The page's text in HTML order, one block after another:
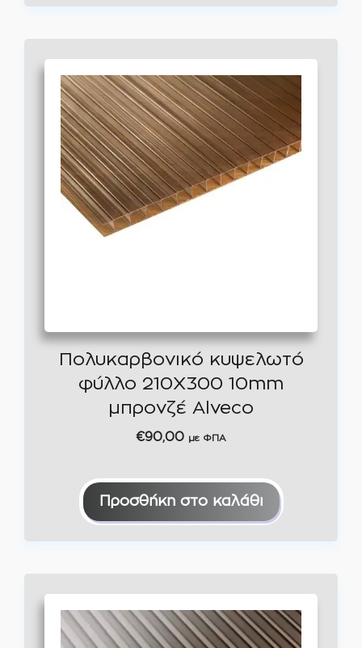
Πολυκαρβονικό κυψελωτό
φύλλο 210Χ300 10mm
μπρονζέ Alveco
€90,00 με ΦΠΑ
Προσθήκη στο καλάθι